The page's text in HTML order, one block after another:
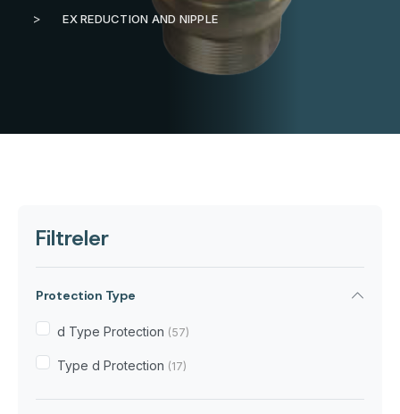
EX REDUCTION AND NIPPLE
Filtreler
Protection Type
d Type Protection (57)
Type d Protection (17)